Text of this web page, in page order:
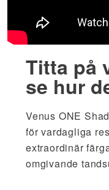
Titta på
se hur
Venus ONE
för vardagliga
extraordinär
omgivande